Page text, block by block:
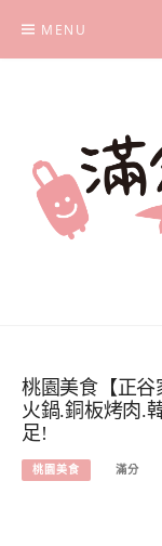
content
MENU
桃園美食【正谷
火鍋.銅板烤肉.
足!
桃園美食 滿分